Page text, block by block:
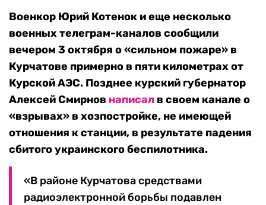
Военкор Юрий Котенок и еще несколько
военных телеграм-каналов сообщили
вечером 3 октября о «сильном пожаре» в
Курчатове примерно в пяти километрах от
Курской АЭС. Позднее курский губернатор
Алексей Смирнов написал в своем канале о
«взрывах» в хозпостройке, не имеющей
отношения к станции, в результате падения
сбитого украинского беспилотника.
«В районе Курчатова средствами
радиоэлектронной борьбы подавлен